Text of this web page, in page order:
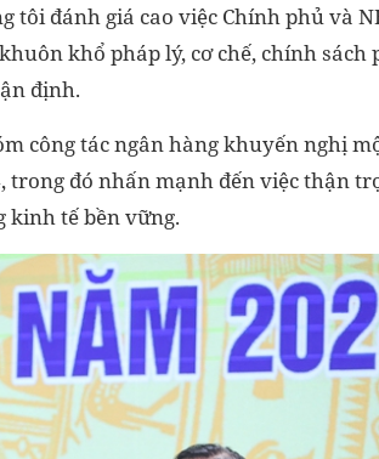
tôi đánh giá cao việc Chính phủ và
khổ pháp lý, cơ chế, chính sách
định.
công tác ngân hàng khuyến nghị
đó nhấn mạnh đến việc thận
kinh tế bền vững.